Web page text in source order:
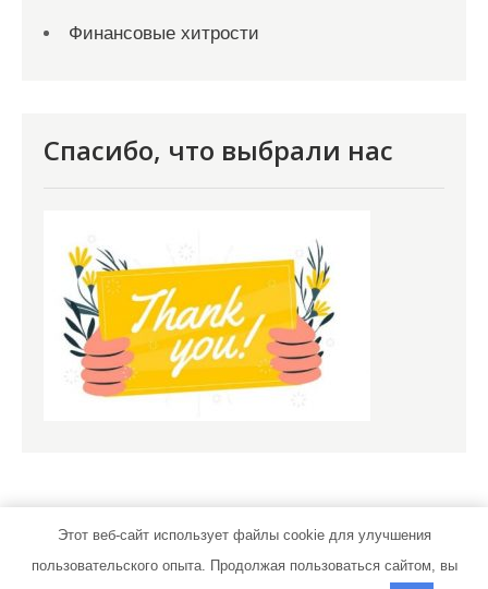
Финансовые хитрости
Спасибо, что выбрали нас
novomoskov.ru | Тема от Grace Themes
Этот веб-сайт использует файлы cookie для улучшения
пользовательского опыта. Продолжая пользоваться сайтом, вы